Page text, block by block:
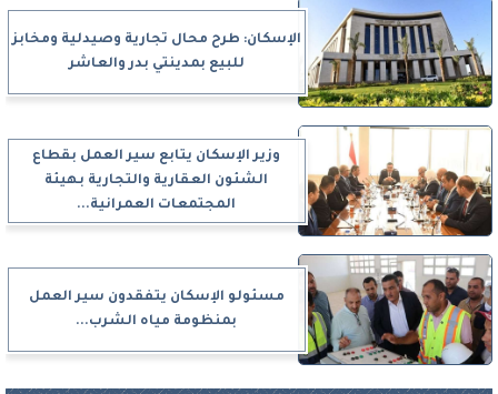
الإسكان: طرح محال تجارية وصيدلية ومخابز
للبيع بمدينتي بدر والعاشر
وزير الإسكان يتابع سير العمل بقطاع
الشئون العقارية والتجارية بهيئة
المجتمعات العمرانية...
مسئولو الإسكان يتفقدون سير العمل
بمنظومة مياه الشرب...